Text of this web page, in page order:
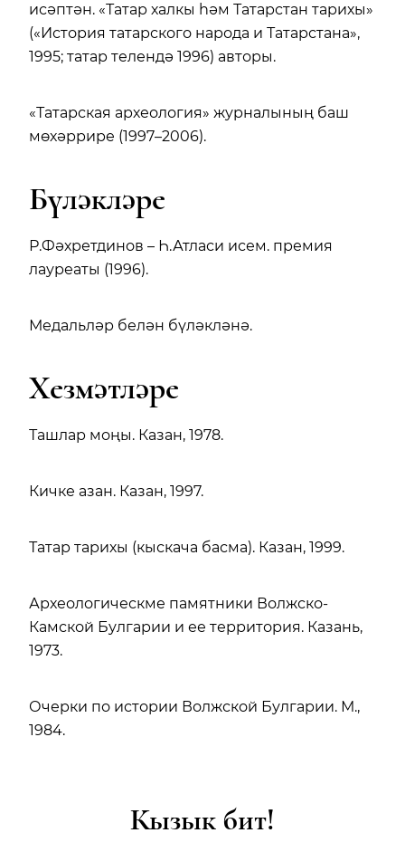
исәптән. «Татар халкы һәм Татарстан тарихы»
(«История татарского народа и Татарстана»,
1995; татар телендә 1996) авторы.
«Татарская археология» журналының баш
мөхәррире (1997–2006).
Бүләкләре
Р.Фәхретдинов – Һ.Атласи исем. премия
лауреаты (1996).
Медальләр белән бүләкләнә.
Хезмәтләре
Ташлар моңы. Казан, 1978.
Кичке азан. Казан, 1997.
Татар тарихы (кыскача басма). Казан, 1999.
Археологическме памятники Волжско-
Камской Булгарии и ее территория. Казань,
1973.
Очерки по истории Волжской Булгарии. М.,
1984.
Кызык бит!